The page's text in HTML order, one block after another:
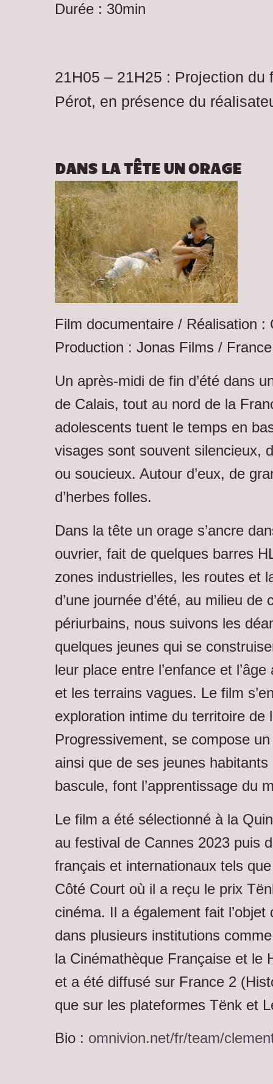
Durée : 30min
21H05 – 21H25 : Projection du
Pérot, en présence du
DANS LA TÊTE UN ORAGE
Film documentaire / Réalisation :
Production : Jonas Films /
Un après-midi de fin d’été dans
de Calais, tout au nord de la
adolescents tuent le temps en
visages sont souvent silencieux,
ou soucieux. Autour d’eux, de
d’herbes folles.
Dans la tête un orage s’ancre
ouvrier, fait de quelques barres
zones industrielles, les routes et
d’une journée d’été, au milieu de
périurbains, nous suivons les
quelques jeunes qui se
leur place entre l’enfance et
et les terrains vagues. Le film
exploration intime du territoire de
Progressivement, se compose
ainsi que de ses jeunes
bascule, font l’apprentissage du
Le film a été sélectionné à la
au festival de Cannes 2023 puis
français et internationaux tels
Côté Court où il a reçu le prix
cinéma. Il a également fait
dans plusieurs institutions
la Cinémathèque Française et le
et a été diffusé sur France 2
que sur les plateformes Tënk et
Bio : omnivion.net/fr/team/